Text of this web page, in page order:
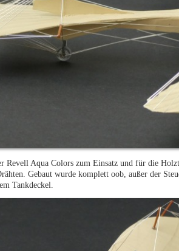
Revell Aqua Colors zum Einsatz und für die
Gebaut wurde komplett oob, außer der
Tankdeckel.